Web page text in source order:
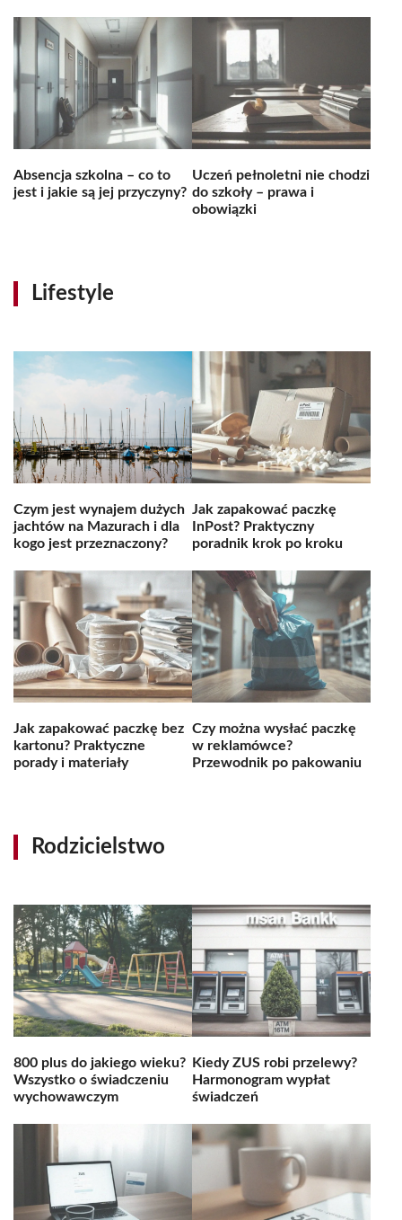
Absencja szkolna – co to
jest i jakie są jej przyczyny?
Uczeń pełnoletni nie chodzi
do szkoły – prawa i
obowiązki
Lifestyle
Czym jest wynajem dużych
jachtów na Mazurach i dla
kogo jest przeznaczony?
Jak zapakować paczkę
InPost? Praktyczny
poradnik krok po kroku
Jak zapakować paczkę bez
kartonu? Praktyczne
porady i materiały
Czy można wysłać paczkę
w reklamówce?
Przewodnik po pakowaniu
Rodzicielstwo
800 plus do jakiego wieku?
Wszystko o świadczeniu
wychowawczym
Kiedy ZUS robi przelewy?
Harmonogram wypłat
świadczeń